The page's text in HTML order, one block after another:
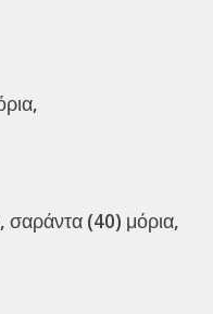
σαράντα (40) μόρια,